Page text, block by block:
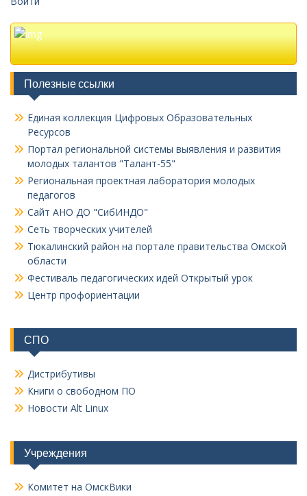
Полезные ссылки
Единая коллекция Цифровых Образовательных
Ресурсов
Портал региональной системы выявления и развития
молодых талантов "Талант-55"
Региональная проектная лаборатория молодых
педагогов
Сайт АНО ДО "СибИНДО"
Сеть творческих учителей
Тюкалинский район на портале правительства Омской
области
Фестиваль педагогических идей Открытый урок
Центр профориентации
СПО
Дистрибутивы
Книги о свободном ПО
Новости Alt Linux
Учреждения
Комитет на ОмскВики